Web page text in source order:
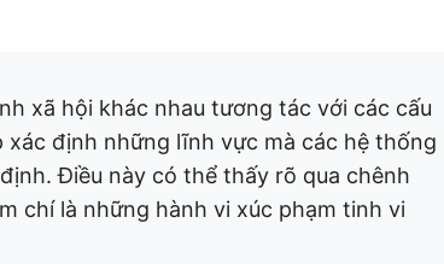
xã hội khác nhau tương tác với các cấu
định những lĩnh vực mà các hệ thống
Điều này có thể thấy rõ qua chênh
chí là những hành vi xúc phạm tinh vi